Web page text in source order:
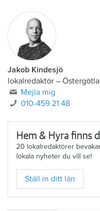
Jakob Kindesjö
lokalredaktör –
Mejla mig
010-459 21 48
Hem & Hyra finns
20 lokalredaktörer
lokala nyheter du vill se!
Ställ in ditt län